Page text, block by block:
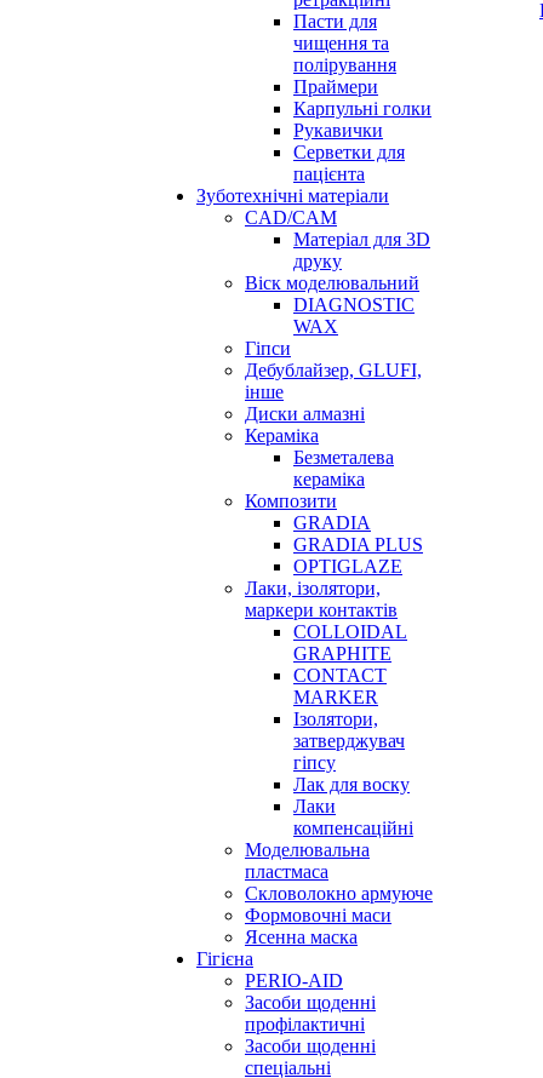
Пасти для
чищення та
полірування
Праймери
Карпульні голки
Рукавички
Серветки для
пацієнта
Зуботехнічні матеріали
CAD/CAM
Матеріал для 3D
друку
Віск моделювальний
DIAGNOSTIC
WAX
Гіпси
Дебублайзер, GLUFI,
інше
Диски алмазні
Кераміка
Безметалева
кераміка
Композити
GRADIA
GRADIA PLUS
OPTIGLAZE
Лаки, ізолятори,
маркери контактів
COLLOIDAL
GRAPHITE
CONTACT
MARKER
Ізолятори,
затверджувач
гіпсу
Лак для воску
Лаки
компенсаційні
Моделювальна
пластмаса
Скловолокно армуюче
Формовочні маси
Ясенна маска
Гігієна
PERIO-AID
Засоби щоденні
профілактичні
Засоби щоденні
спеціальні